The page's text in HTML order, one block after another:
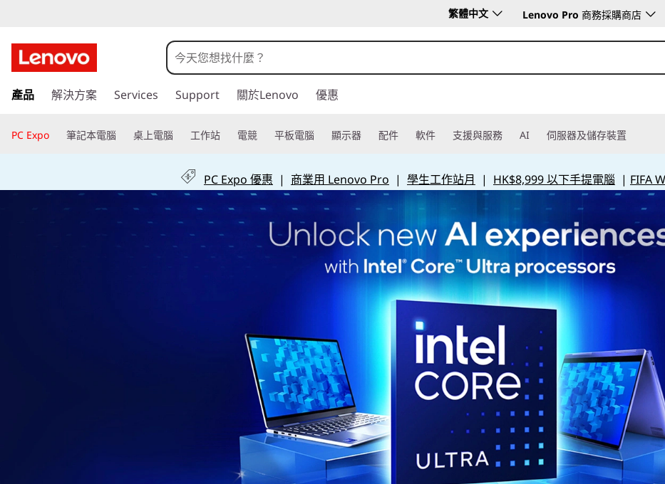
么
是
机
繁體中文 Lenovo Pro 商務採購商店
至
要
產品 解決方案 Services Support 關於Lenovo 優惠
PC Expo 筆記本電腦 桌上電腦 工作站 電競 平板電腦 顯示器 配件 軟件 支援與服務 AI 伺服器及儲存裝置
PC Expo 優惠 | 商業用 Lenovo Pro | 學生工作站月 | HK$8,999 以下手提電腦 | FIFA